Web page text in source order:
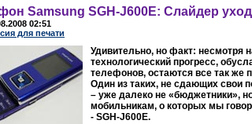
Samsung SGH-J600E: Слайдер
02:51
для печати
Удивительно, но факт: несмотря
технологический прогресс,
телефонов, остаются все так же
Один из таких, не сдающих свои
– уже далеко не «бюджетники»,
мобильникам, о которых мы
- SGH-J600E.